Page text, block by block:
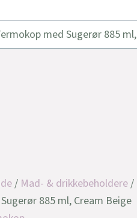
med Sugerør 885
/ Mad- & drikkebeholdere/
885 ml, Cream Beige